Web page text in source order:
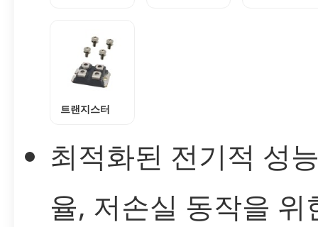
트랜지스터
최적화된 전기적 성
율, 저손실 동작을 위